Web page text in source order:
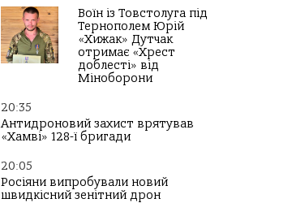
Воїн із Товстолуга під
Тернополем Юрій
«Хижак» Дутчак
отримає «Хрест
доблесті» від
Міноборони
20:35
Антидроновий захист врятував
«Хамві» 128-ї бригади
20:05
Росіяни випробували новий
швидкісний зенітний дрон